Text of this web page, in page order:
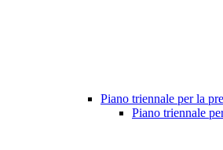
Piano triennale per la
Piano triennale